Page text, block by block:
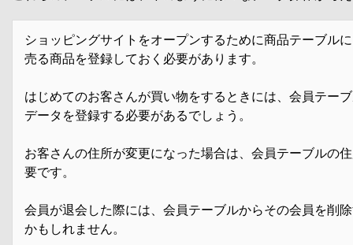
ショッピングサイトをオープンするために商品テーブル
売る商品を登録しておく必要があります。
はじめてのお客さんが買い物をするときには、会員テー
データを登録する必要があるでしょう。
お客さんの住所が変更になった場合は、会員テーブルの
要です。
会員が退会した際には、会員テーブルからその会員を削
かもしれません。